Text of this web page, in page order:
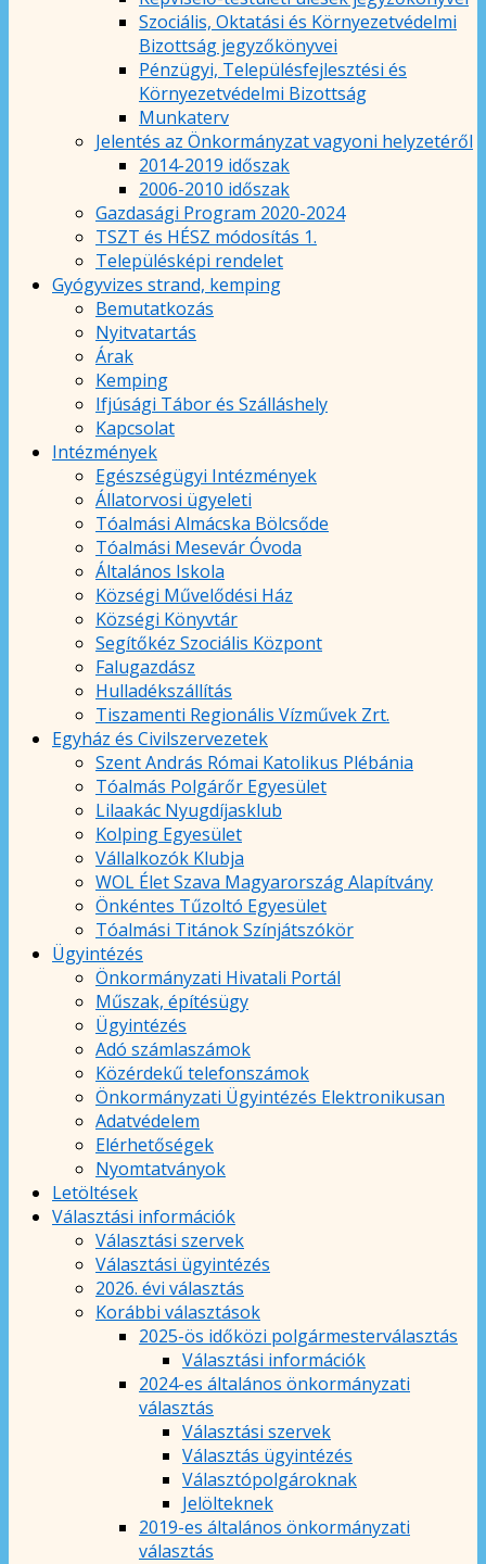
Szociális, Oktatási és Környezetvédelmi
Bizottság jegyzőkönyvei
Pénzügyi, Településfejlesztési és
Környezetvédelmi Bizottság
Munkaterv
Jelentés az Önkormányzat vagyoni helyzetéről
2014-2019 időszak
2006-2010 időszak
Gazdasági Program 2020-2024
TSZT és HÉSZ módosítás 1.
Településképi rendelet
Gyógyvizes strand, kemping
Bemutatkozás
Nyitvatartás
Árak
Kemping
Ifjúsági Tábor és Szálláshely
Kapcsolat
Intézmények
Egészségügyi Intézmények
Állatorvosi ügyeleti
Tóalmási Almácska Bölcsőde
Tóalmási Mesevár Óvoda
Általános Iskola
Községi Művelődési Ház
Községi Könyvtár
Segítőkéz Szociális Központ
Falugazdász
Hulladékszállítás
Tiszamenti Regionális Vízművek Zrt.
Egyház és Civilszervezetek
Szent András Római Katolikus Plébánia
Tóalmás Polgárőr Egyesület
Lilaakác Nyugdíjasklub
Kolping Egyesület
Vállalkozók Klubja
WOL Élet Szava Magyarország Alapítvány
Önkéntes Tűzoltó Egyesület
Tóalmási Titánok Színjátszókör
Ügyintézés
Önkormányzati Hivatali Portál
Műszak, építésügy
Ügyintézés
Adó számlaszámok
Közérdekű telefonszámok
Önkormányzati Ügyintézés Elektronikusan
Adatvédelem
Elérhetőségek
Nyomtatványok
Letöltések
Választási információk
Választási szervek
Választási ügyintézés
2026. évi választás
Korábbi választások
2025-ös időközi polgármesterválasztás
Választási információk
2024-es általános önkormányzati
választás
Választási szervek
Választás ügyintézés
Választópolgároknak
Jelölteknek
2019-es általános önkormányzati
választás